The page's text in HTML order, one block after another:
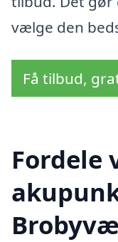
vælge den
Få tilbud,
Fordele